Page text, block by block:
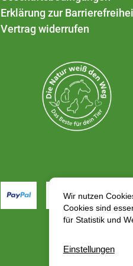
Erklärung zur
Vertrag widerrufen